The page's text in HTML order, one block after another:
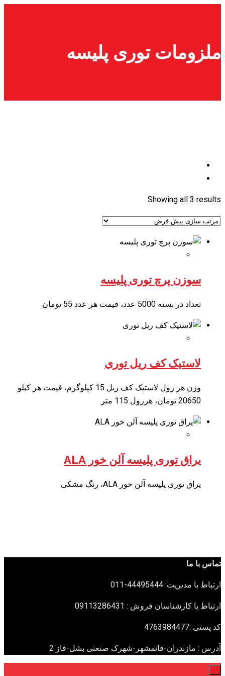
ملزومات توری پلیسه
Showing all 3 results
سوزن پرچ توری پلیسه
تعداد در بسته 5000 عدد، قیمت هر عدد 55 تومان
لاستیک کف ریل توری
وزن هر رول لاستیک کف ریل 15 کیلوگرم، قیمت هر کیلو
20650 تومان، هررول 115 متر
یراق توری پلیسه آلن خور ALA
یراق توری پلیسه آلن خور ALA، رنگ مشکی
تماس با ما
ارتباط با مدیریت: 44495444-011
ارتباط با کارشناسان فروش : 09113286431
کد پستی :4763984477
آدرس : مازندران-قائمشهر-شهرک صنعتی بشل-فاز 2